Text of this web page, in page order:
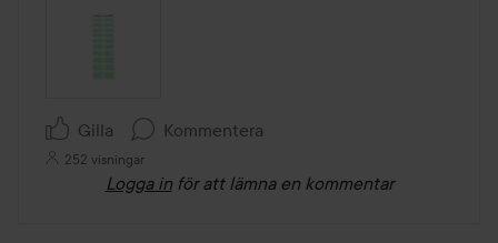
Gilla Kommentera
252 visningar
Logga in för att lämna en kommentar